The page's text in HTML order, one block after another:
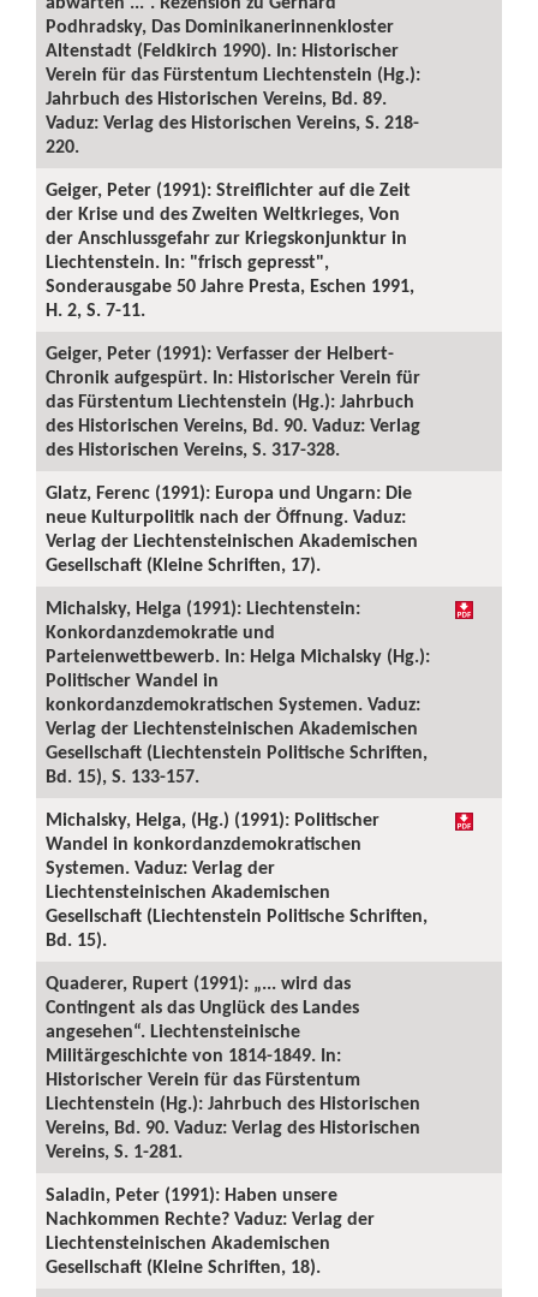
Podhradsky, Das Dominikanerinnenkloster
Altenstadt (Feldkirch 1990). In: Historischer
Verein für das Fürstentum Liechtenstein (Hg.):
Jahrbuch des Historischen Vereins, Bd. 89.
Vaduz: Verlag des Historischen Vereins, S. 218-
220.
Geiger, Peter (1991): Streiflichter auf die Zeit
der Krise und des Zweiten Weltkrieges, Von
der Anschlussgefahr zur Kriegskonjunktur in
Liechtenstein. In: "frisch gepresst",
Sonderausgabe 50 Jahre Presta, Eschen 1991,
H. 2, S. 7-11.
Geiger, Peter (1991): Verfasser der Helbert-
Chronik aufgespürt. In: Historischer Verein für
das Fürstentum Liechtenstein (Hg.): Jahrbuch
des Historischen Vereins, Bd. 90. Vaduz: Verlag
des Historischen Vereins, S. 317-328.
Glatz, Ferenc (1991): Europa und Ungarn: Die
neue Kulturpolitik nach der Öffnung. Vaduz:
Verlag der Liechtensteinischen Akademischen
Gesellschaft (Kleine Schriften, 17).
Michalsky, Helga (1991): Liechtenstein:
Konkordanzdemokratie und
Parteienwettbewerb. In: Helga Michalsky (Hg.):
Politischer Wandel in
konkordanzdemokratischen Systemen. Vaduz:
Verlag der Liechtensteinischen Akademischen
Gesellschaft (Liechtenstein Politische Schriften,
Bd. 15), S. 133-157.
Michalsky, Helga, (Hg.) (1991): Politischer
Wandel in konkordanzdemokratischen
Systemen. Vaduz: Verlag der
Liechtensteinischen Akademischen
Gesellschaft (Liechtenstein Politische Schriften,
Bd. 15).
Quaderer, Rupert (1991): „... wird das
Contingent als das Unglück des Landes
angesehen“. Liechtensteinische
Militärgeschichte von 1814-1849. In:
Historischer Verein für das Fürstentum
Liechtenstein (Hg.): Jahrbuch des Historischen
Vereins, Bd. 90. Vaduz: Verlag des Historischen
Vereins, S. 1-281.
Saladin, Peter (1991): Haben unsere
Nachkommen Rechte? Vaduz: Verlag der
Liechtensteinischen Akademischen
Gesellschaft (Kleine Schriften, 18).